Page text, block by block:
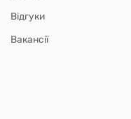
Відгуки
Вакансії